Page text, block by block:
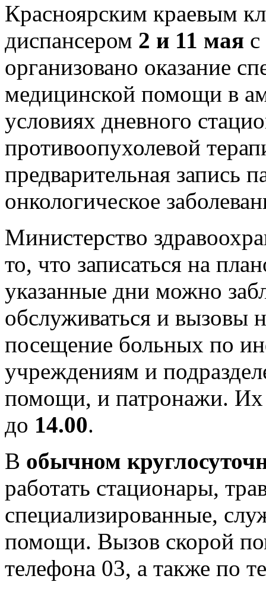
Красноярским краевым
диспансером 2 и 11 мая с
организовано оказание
медицинской помощи в
условиях дневного
противоопухолевой
предварительная запись
онкологическое
Министерство
то, что записаться на
указанные дни можно
обслуживаться и вызовы
посещение больных по
учреждениям и
помощи, и патронажи. Их
до 14.00.
В обычном
работать стационары,
специализированные,
помощи. Вызов скорой
телефона 03, а также по